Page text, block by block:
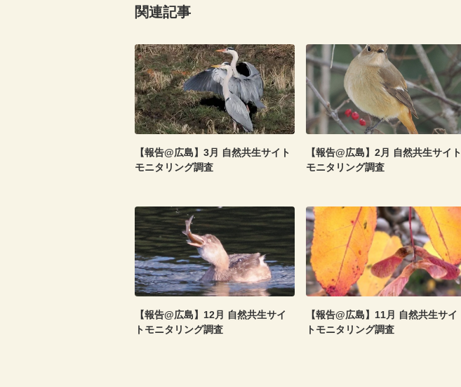
関連記事
【報告@広島】3月 自然共生サイト
モニタリング調査
【報告@広島】2月 自然共生サイト
モニタリング調査
【報告@広島】12月 自然共生サイ
トモニタリング調査
【報告@広島】11月 自然共生サイ
トモニタリング調査